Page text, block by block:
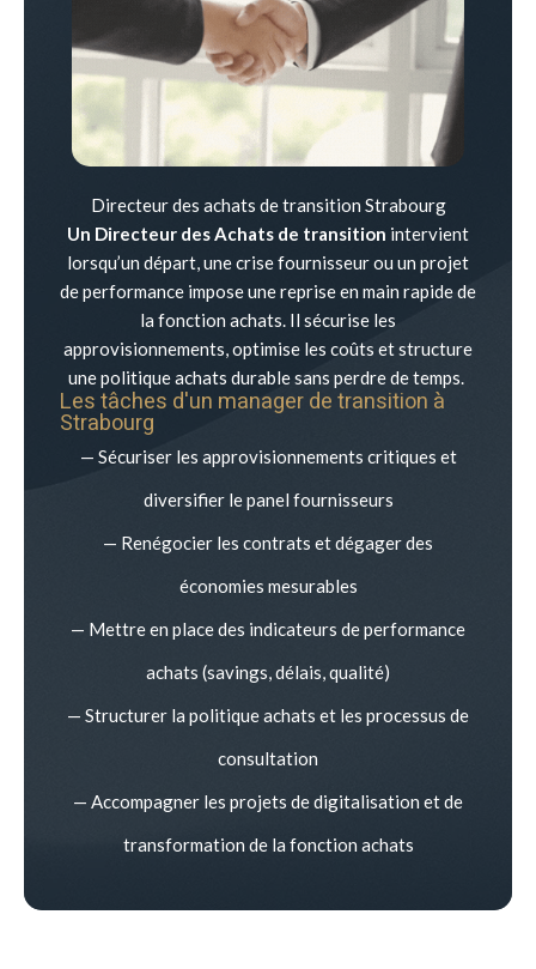
Directeur des achats de transition Strabourg
Un Directeur des Achats de transition intervient
lorsqu’un départ, une crise fournisseur ou un projet
de performance impose une reprise en main rapide de
la fonction achats. Il sécurise les
approvisionnements, optimise les coûts et structure
une politique achats durable sans perdre de temps.
Les tâches d'un manager de transition à
Strabourg
— Sécuriser les approvisionnements critiques et
diversifier le panel fournisseurs
— Renégocier les contrats et dégager des
économies mesurables
— Mettre en place des indicateurs de performance
achats (savings, délais, qualité)
— Structurer la politique achats et les processus de
consultation
— Accompagner les projets de digitalisation et de
transformation de la fonction achats